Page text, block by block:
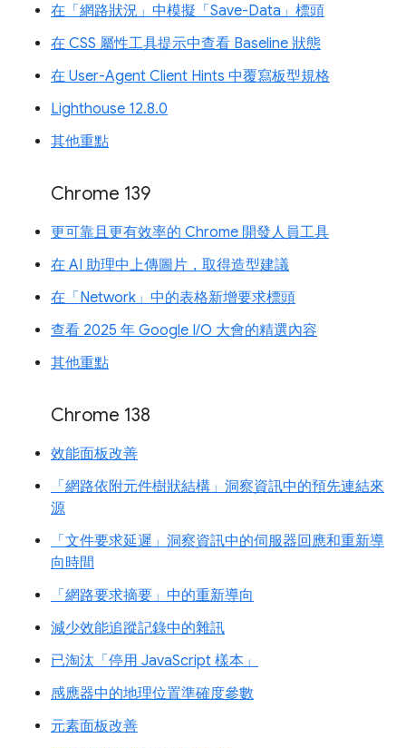
在「網路狀況」中模擬「Save-Data」標頭
在 CSS 屬性工具提示中查看 Baseline 狀態
在 User-Agent Client Hints 中覆寫板型規格
Lighthouse 12.8.0
其他重點
Chrome 139
更可靠且更有效率的 Chrome 開發人員工具
在 AI 助理中上傳圖片，取得造型建議
在「Network」中的表格新增要求標頭
查看 2025 年 Google I/O 大會的精選內容
其他重點
Chrome 138
效能面板改善
「網路依附元件樹狀結構」洞察資訊中的預先連結來
源
「文件要求延遲」洞察資訊中的伺服器回應和重新導
向時間
「網路要求摘要」中的重新導向
減少效能追蹤記錄中的雜訊
已淘汰「停用 JavaScript 樣本」
感應器中的地理位置準確度參數
元素面板改善